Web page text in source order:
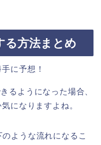
る方法まとめ
るようになった場合、
になりますよね。
のような流れになるこ